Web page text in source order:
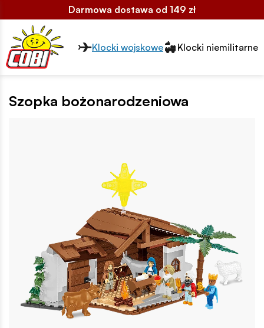
Darmowa dostawa od 149 zł
Przełącznik segmentów2
Klocki wojskowe Klocki niemilitarne
Szopka bożonarodzeniowa